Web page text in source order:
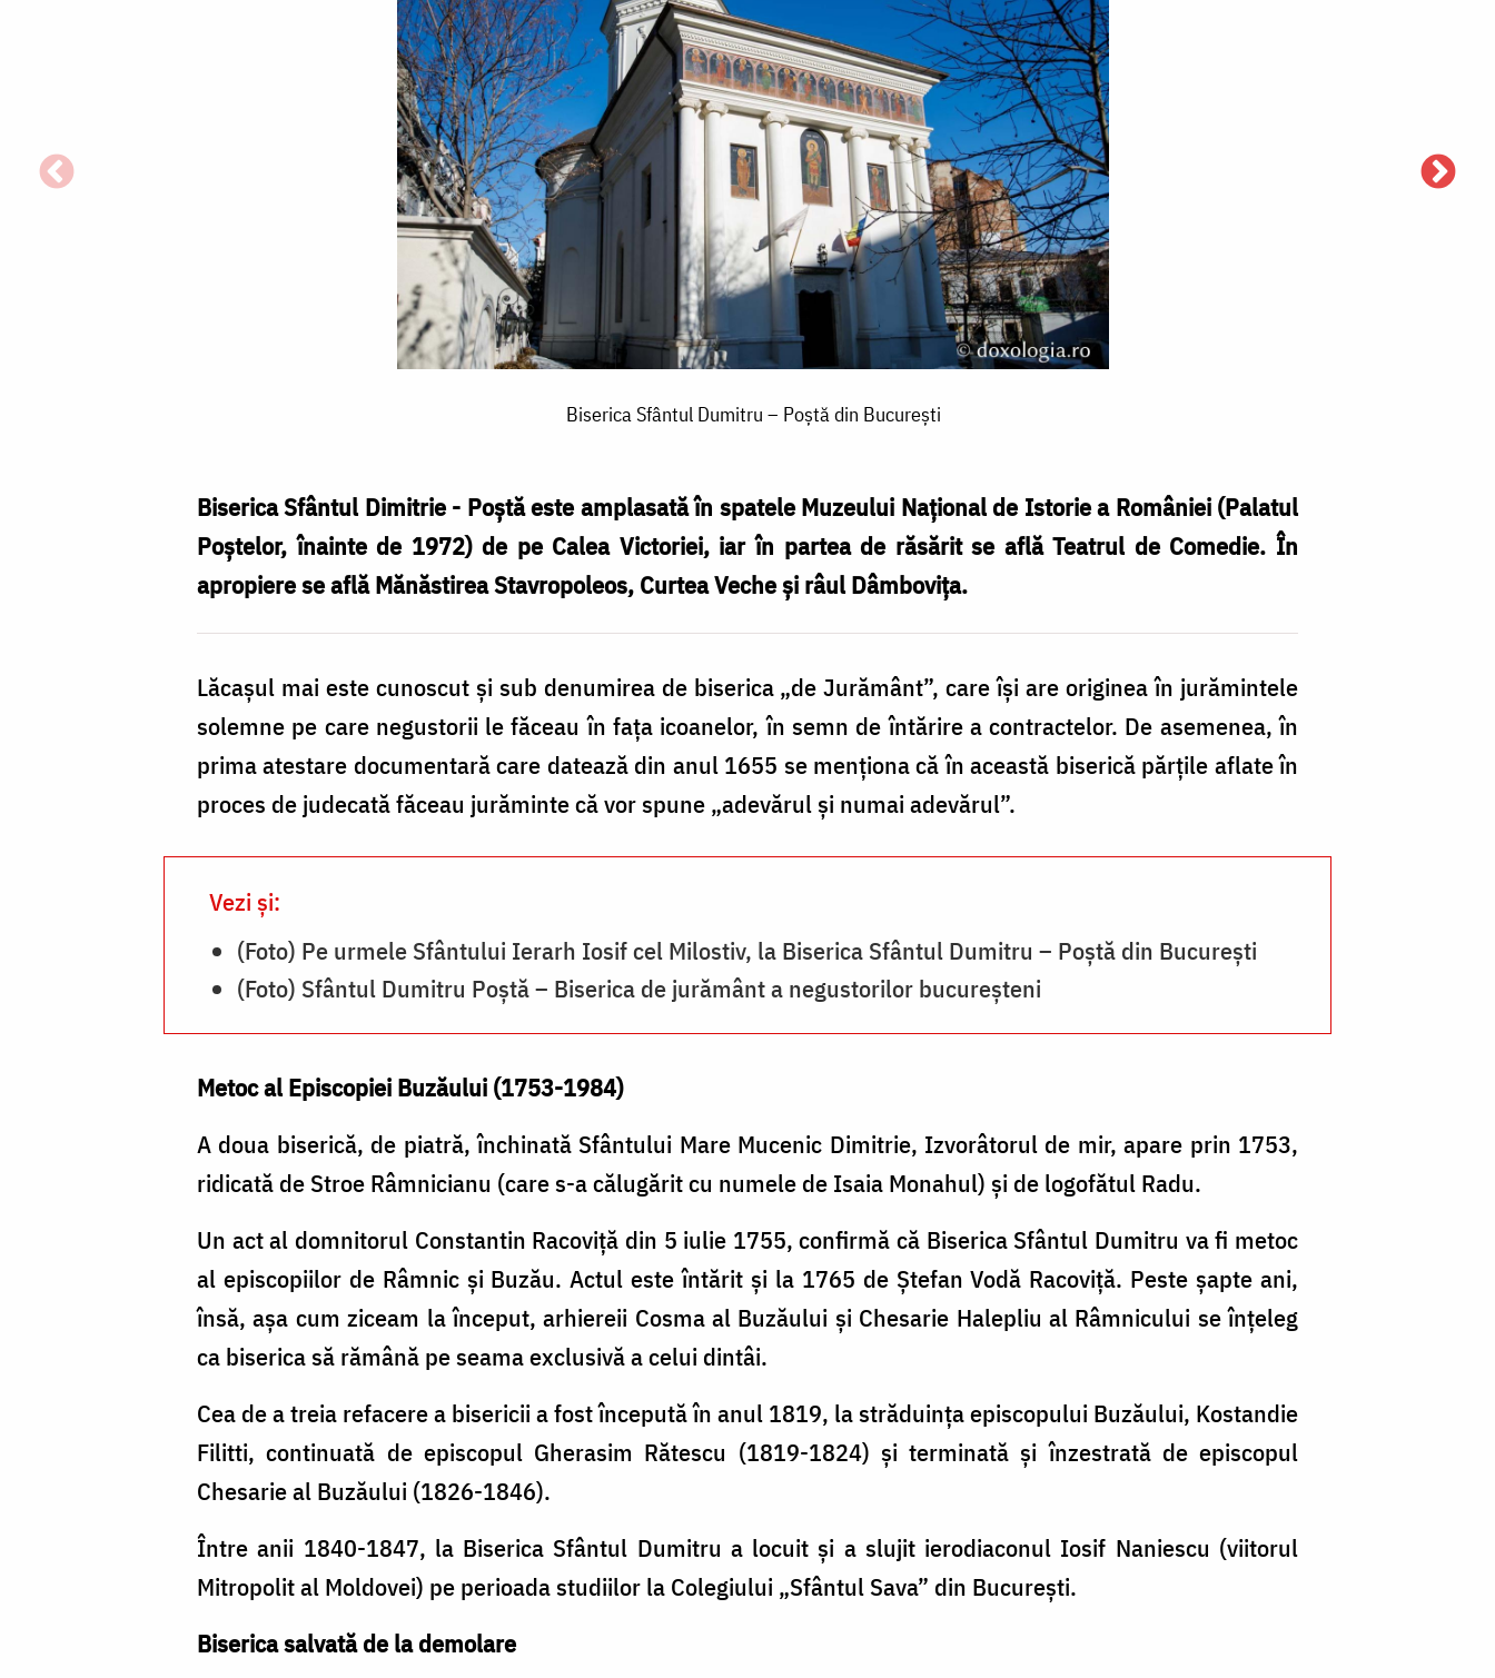
Biserica Sfântul Dumitru – Poștă din București
Biserica Sfântul Dimitrie - Poştă este amplasată în spatele Muzeului Naţional de Istorie a României (Palatul
Poştelor, înainte de 1972) de pe Calea Victoriei, iar în partea de răsărit se află Teatrul de Comedie. În
apropiere se află Mănăstirea Stavropoleos, Curtea Veche şi râul Dâmboviţa.
Lăcaşul mai este cunoscut şi sub denumirea de biserica „de Jurământ”, care îşi are originea în jurămintele
solemne pe care negustorii le făceau în faţa icoanelor, în semn de întărire a contractelor. De asemenea, în
prima atestare documentară care datează din anul 1655 se menţiona că în această biserică părţile aflate în
proces de judecată făceau jurăminte că vor spune „adevărul şi numai adevărul”.
Vezi și:
(Foto) Pe urmele Sfântului Ierarh Iosif cel Milostiv, la Biserica Sfântul Dumitru – Poștă din București
(Foto) Sfântul Dumitru Poştă – Biserica de jurământ a negustorilor bucureşteni
Metoc al Episcopiei Buzăului (1753-1984)
A doua biserică, de piatră, închinată Sfântului Mare Mucenic Dimitrie, Izvorâtorul de mir, apare prin 1753,
ridicată de Stroe Râmnicianu (care s-a călugărit cu numele de Isaia Monahul) şi de logofătul Radu.
Un act al domnitorul Constantin Racoviță din 5 iulie 1755, confirmă că Biserica Sfântul Dumitru va fi metoc
al episcopiilor de Râmnic și Buzău. Actul este întărit și la 1765 de Ștefan Vodă Racoviță. Peste șapte ani,
însă, așa cum ziceam la început, arhiereii Cosma al Buzăului și Chesarie Halepliu al Râmnicului se înțeleg
ca biserica să rămână pe seama exclusivă a celui dintâi.
Cea de a treia refacere a bisericii a fost începută în anul 1819, la străduinţa episcopului Buzăului, Kostandie
Filitti, continuată de episcopul Gherasim Rătescu (1819-1824) şi terminată şi înzestrată de episcopul
Chesarie al Buzăului (1826-1846).
Între anii 1840-1847, la Biserica Sfântul Dumitru a locuit şi a slujit ierodiaconul Iosif Naniescu (viitorul
Mitropolit al Moldovei) pe perioada studiilor la Colegiului „Sfântul Sava” din București.
Biserica salvată de la demolare